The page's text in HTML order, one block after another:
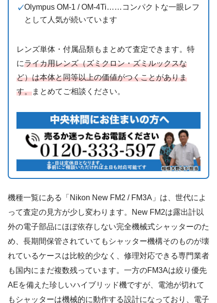
Olympus OM-1 / OM-4Ti……コンパクトな一眼レフ
として人気が続いています
レンズ単体・付属品類もまとめて査定できます。特
にライカ用レンズ（ズミクロン・ズミルックスな
ど）は本体と同等以上の価値がつくことがありま
す。まとめてご相談ください。
機種一覧にある「Nikon New FM2 / FM3A」は、世代によ
って査定の見方が少し変わります。New FM2は露出計以
外の電子部品にほぼ依存しない完全機械式シャッターのた
め、長期間保管されていてもシャッター機構そのものが壊
れているケースは比較的少なく、修理対応できる専門業者
も国内にまだ複数残っています。一方のFM3Aは絞り優先
AEを備えた珍しいハイブリッド機ですが、電池が切れて
もシャッターは機械的に動作する設計になっており、電子